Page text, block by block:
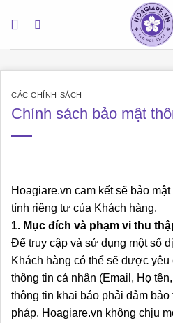
CÁC CHÍNH SÁCH
Chính sách bảo mật
Hoagiare.vn cam kết sẽ bảo
tính riêng tư của Khách hàng.
1. Mục đích và phạm vi thu
Để truy cập và sử dụng một số
Khách hàng có thể sẽ được
thông tin cá nhân (Email, Họ
thông tin khai báo phải đảm
pháp. Hoagiare.vn không chịu